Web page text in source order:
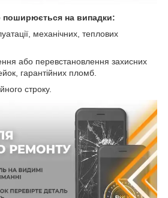
поширюється на випадки:
механічних, теплових
або перевстановлення захисних
гарантійних пломб.
строку.